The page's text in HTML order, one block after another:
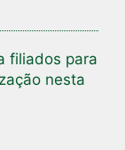
filiados para
nesta